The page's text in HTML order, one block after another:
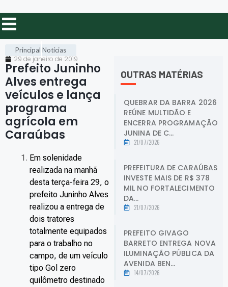
Principal Notícias
29 de janeiro de 2019
Prefeito Juninho
Alves entrega
veículos e lança
programa
agrícola em
Caraúbas
Em solenidade
realizada na manhã
desta terça-feira 29, o
prefeito Juninho Alves
realizou a entrega de
dois tratores
totalmente equipados
para o trabalho no
campo, de um veículo
tipo Gol zero
quilômetro destinado
OUTRAS MATÉRIAS
QUEBRAR DA BARRA 2026
REÚNE MULTIDÃO E
ENCERRA PROGRAMAÇÃO
JUNINA DE C...
21/07/2026
PREFEITURA DE CARAÚBAS
INVESTE MAIS DE R$ 378
MIL NO FORTALECIMENTO
DA...
21/07/2026
PREFEITO GIVAGO
BARRETO ENTREGA NOVA
ILUMINAÇÃO PÚBLICA DA
AVENIDA BEN...
14/07/2026